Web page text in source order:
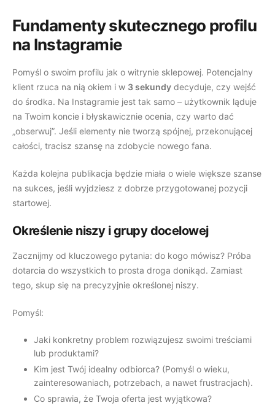
API i webhooki
Przesyłaj dane między systemami
Materiały
Centrum pomocy Zanfia
Instrukcje tekstowe oraz wideo
Blog
Porady, artykuły, historie
Społeczność na Discordzie
Dołącz do naszego Discorda
Sprawdź nowe funkcje i ulepszenia
Podcast
Rozwijaj biznes przez polecenia
API i webhooki
Przesyłaj dane między systemami
Materiały
Centrum pomocy Zanfia
Instrukcje tekstowe oraz wideo
Porady, artykuły, historie
Społeczność na Discordzie
Dołącz do naszego Discorda
Nowości w aplikacji
Sprawdź nowe funkcje i ulepszenia
Fundamenty skutecznego profilu
na Instagramie
Pomyśl o swoim profilu jak o witrynie sklepowej. Potencjalny
klient rzuca na nią okiem i w 3 sekundy decyduje, czy wejść
do środka. Na Instagramie jest tak samo – użytkownik ląduje
na Twoim koncie i błyskawicznie ocenia, czy warto dać
„obserwuj”. Jeśli elementy nie tworzą spójnej, przekonującej
całości, tracisz szansę na zdobycie nowego fana.
Każda kolejna publikacja będzie miała o wiele większe szanse
na sukces, jeśli wyjdziesz z dobrze przygotowanej pozycji
startowej.
Określenie niszy i grupy docelowej
Zacznijmy od kluczowego pytania: do kogo mówisz? Próba
dotarcia do wszystkich to prosta droga donikąd. Zamiast
tego, skup się na precyzyjnie określonej niszy.
Pomyśl:
Jaki konkretny problem rozwiązujesz swoimi treściami
lub produktami?
Kim jest Twój idealny odbiorca? (Pomyśl o wieku,
zainteresowaniach, potrzebach, a nawet frustracjach).
Co sprawia, że Twoja oferta jest wyjątkowa?